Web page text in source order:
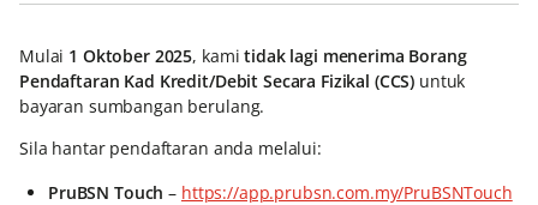
Mulai 1 Oktober 2025, kamitidak lagi menerima Borang
Pendaftaran Kad Kredit/Debit Secara Fizikal (CCS) untuk
bayaran sumbangan berulang.
Sila hantar pendaftaran anda melalui:
PruBSN Touch – https://app.prubsn.com.my/PruBSNTouch